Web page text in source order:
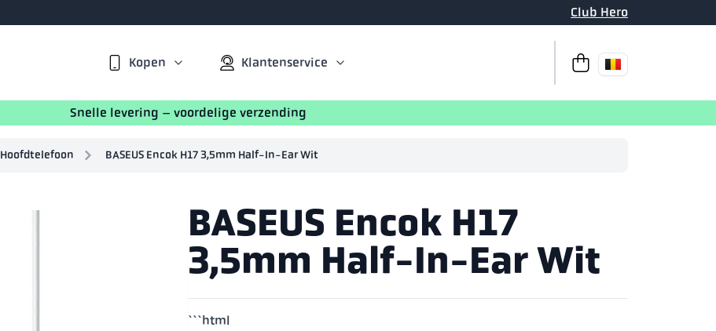
Club Hero
Kopen Klantenservice
Naar afrekenen
Snelle levering – voordelige verzending
Hoofdtelefoon BASEUS Encok H17 3,5mm Half-In-Ear Wit
BASEUS Encok H17
3,5mm Half-In-Ear Wit
```html